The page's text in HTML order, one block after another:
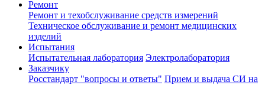
Ремонт
Ремонт и техобслуживание средств измерений
Техническое обслуживание и ремонт медицинских
изделий
Испытания
Испытательная лаборатория Электролаборатория
Заказчику
Росстандарт "вопросы и ответы" Прием и выдача СИ на